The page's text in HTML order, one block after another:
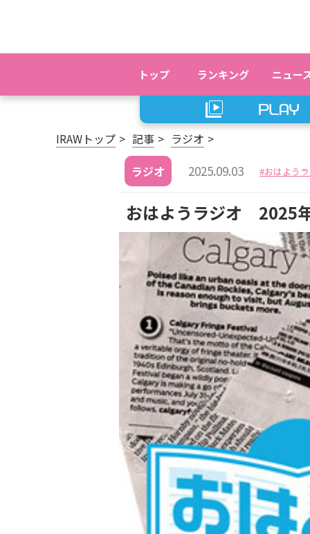
トップ ランキング ニュー
IRAWトップ 記事
ラジオ
ラジオ
2025.09.03 おはよう
おはようラジオ 2025